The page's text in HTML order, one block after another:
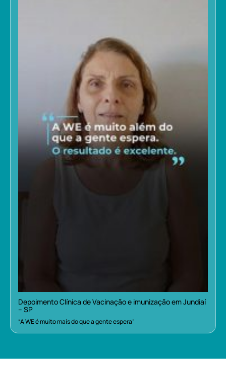
Depoimento Clínica de Vacinação e imunização em Jundiaí
– SP
“A WE é muito mais do que a gente espera”